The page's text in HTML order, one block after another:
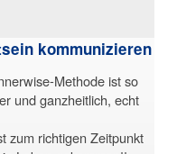
kommunizieren
Methode ist so
und ganzheitlich, echt
zum richtigen Zeitpunkt